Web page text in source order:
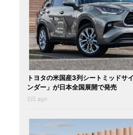
トヨタの米国産3列シートミッドサ
ンダー」が日本全国展開で発売
2日 ago